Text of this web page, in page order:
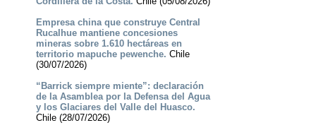
Empresa china que construye Central
Rucalhue mantiene concesiones
mineras sobre 1.610 hectáreas en
territorio mapuche pewenche. Chile
(30/07/2026)
“Barrick siempre miente”: declaración
de la Asamblea por la Defensa del Agua
y los Glaciares del Valle del Huasco.
Chile (28/07/2026)